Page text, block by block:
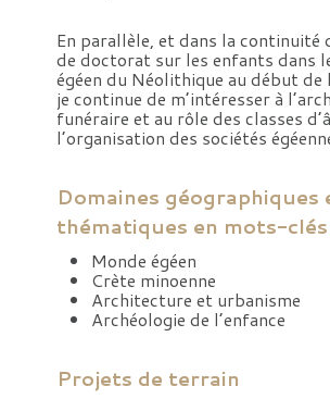
En parallèle, et dans la continuité
de doctorat sur les enfants dans
égéen du Néolithique au début de
je continue de m’intéresser à
funéraire et au rôle des classes
l’organisation des sociétés
Domaines géographiques
thématiques en mots-clés
Monde égéen
Crète minoenne
Architecture et urbanisme
Archéologie de l’enfance
Projets de terrain